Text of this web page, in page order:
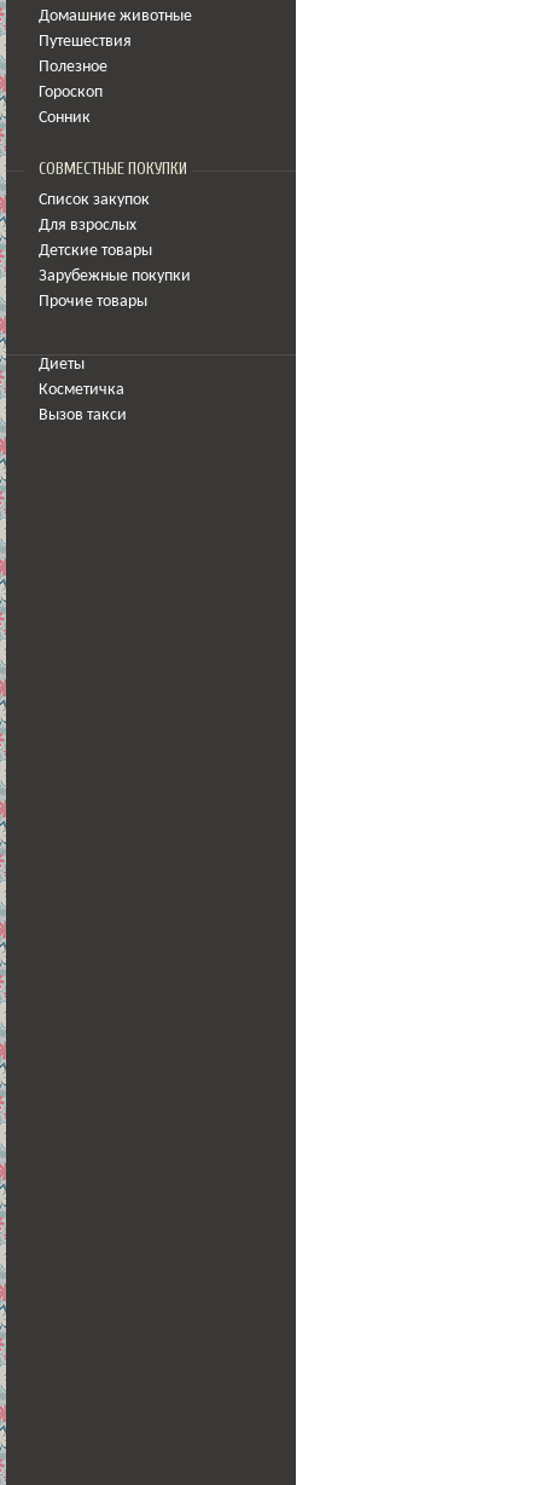
Домашние животные
Путешествия
Полезное
Гороскоп
Сонник
СОВМЕСТНЫЕ ПОКУПКИ
Список закупок
Для взрослых
Детские товары
Зарубежные покупки
Прочие товары
Диеты
Косметичка
Вызов такси